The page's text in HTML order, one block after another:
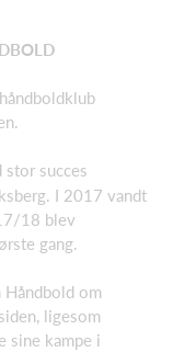
stor succes
I 2017 vandt
18 blev
gang.
Håndbold om
ligesom
sine kampe i